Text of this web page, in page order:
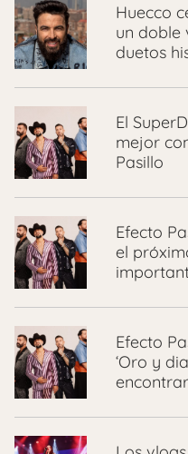
Huecco
un doble
duetos
El
mejor
Pasillo
Efecto
el
Efecto
‘Oro y